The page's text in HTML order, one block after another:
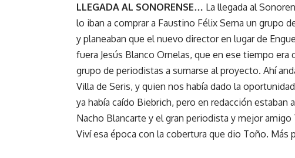
LLEGADA AL SONORENSE… La llegada al
lo iban a comprar a Faustino Félix Serna un grupo
y planeaban que el nuevo director en lugar de
fuera Jesús Blanco Ornelas, que en ese tiempo
grupo de periodistas a sumarse al proyecto. Ahí
Villa de Seris, y quien nos había dado la
ya había caído Biebrich, pero en redacción
Nacho Blancarte y el gran periodista y mejor
Viví esa época con la cobertura que dio Toño. Más